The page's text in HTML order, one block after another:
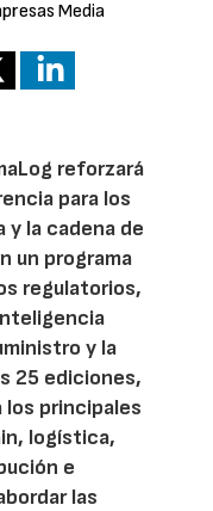
Media
reforzará
para los
la cadena de
un programa
regulatorios,
y la
25 ediciones,
los principales
logística,
e
las